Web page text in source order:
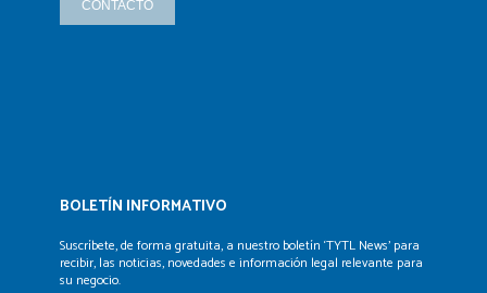
CONTACTO
BOLETÍN INFORMATIVO
Suscríbete, de forma gratuita, a nuestro boletín ‘TYTL News’ para
recibir, las noticias, novedades e información legal relevante para
su negocio.